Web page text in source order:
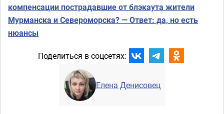
компенсации пострадавшие от блэкаута жители
Мурманска и Североморска? — Ответ: да, но есть
нюансы
Поделиться в соцсетях:
Елена Денисовец